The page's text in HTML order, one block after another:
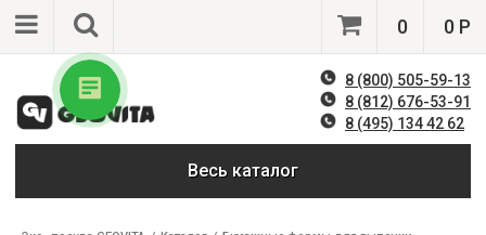
0 0 Р
8 (800) 505-59-13
8 (812) 676-53-91
8 (495) 134 42 62
Весь каталог